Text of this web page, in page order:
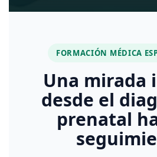
FORMACIÓN MÉDICA
Una mirada
desde el
prenatal